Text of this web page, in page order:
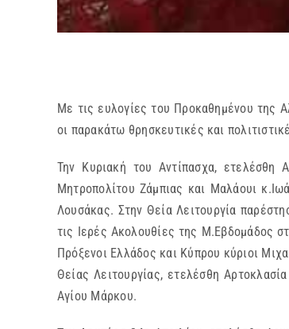
Με τις ευλογίες του Προκαθημένου της
οι παρακάτω θρησκευτικές και
Την Κυριακή του Αντίπασχα, ετελέσθη
Μητροπολίτου Ζάμπιας και Μαλάουι
Λουσάκας. Στην Θεία Λειτουργία
τις Ιερές Ακολουθίες της Μ.Εβδομάδος
Πρόξενοι Ελλάδος και Κύπρου κύριοι
Θείας Λειτουργίας, ετελέσθη
Αγίου Μάρκου.